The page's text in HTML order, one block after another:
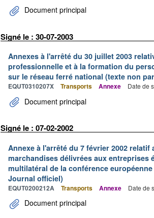
Document principal
Signé le : 30-07-2003
Annexes à l'arrêté du 30 juillet 2003
professionnelle et à la formation du
sur le réseau ferré national (texte non
EQUT0310207X Transports Annexe Date de
Document principal
Signé le : 07-02-2002
Annexe à l'arrêté du 7 février 2002
marchandises délivrées aux entreprises
multilatéral de la conférence
Journal officiel)
EQUT0200212A Transports Annexe Date de
Document principal